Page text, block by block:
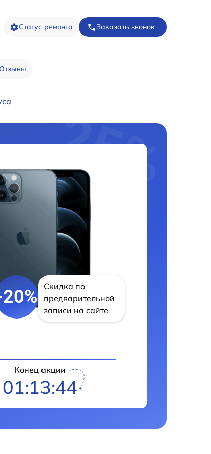
Статус ремонта Заказать звонок
Скидка по
предварительной
записи на сайте
Конец акции
01:13:43